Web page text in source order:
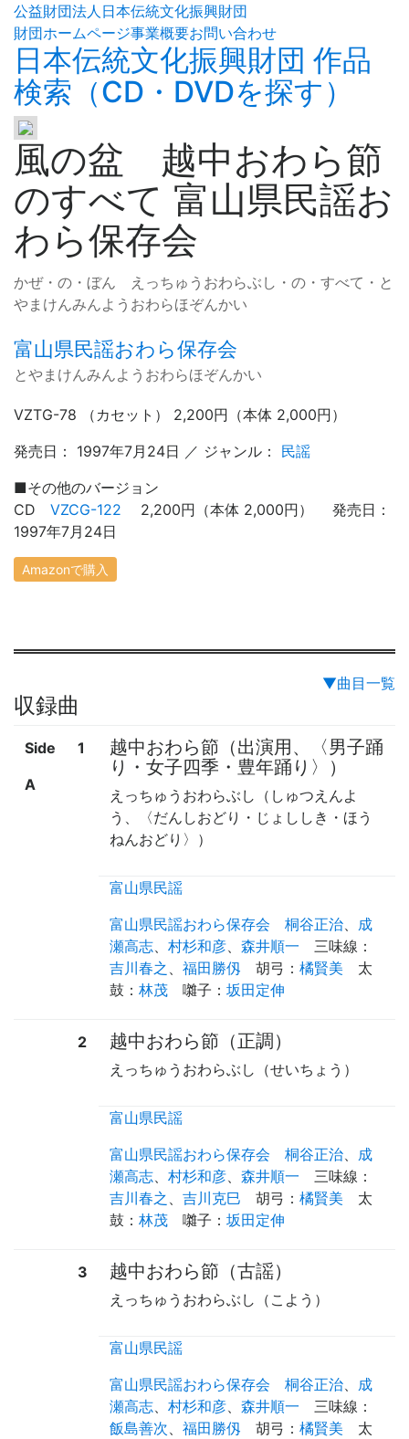
公益財団法人日本伝統文化振興財団
財団ホームページ事業概要お問い合わせ
日本伝統文化振興財団 作品
検索（CD・DVDを探す）
風の盆 越中おわら節
のすべて 富山県民謡お
わら保存会
かぜ・の・ぼん えっちゅうおわらぶし・の・すべて・と
やまけんみんようおわらほぞんかい
富山県民謡おわら保存会
とやまけんみんようおわらほぞんかい
VZTG-78 （カセット） 2,200円（本体 2,000円）
発売日： 1997年7月24日 ／ ジャンル： 民謡
■その他のバージョン
CD VZCG-122 2,200円（本体 2,000円） 発売日：
1997年7月24日
Amazonで購入
▼曲目一覧
収録曲
Side
A
1
越中おわら節（出演用、〈男子踊
り・女子四季・豊年踊り〉）
えっちゅうおわらぶし（しゅつえんよ
う、〈だんしおどり・じょししき・ほう
ねんおどり〉）
富山県民謡
富山県民謡おわら保存会
桐谷正治
成
瀬高志
村杉和彦 森井順一 三味線 ：
吉川春之
福田勝仭 胡弓 ： 橘賢美
太
鼓 ： 林茂 囃子 ： 坂田定伸
2 越中おわら節（正調）
えっちゅうおわらぶし（せいちょう）
富山県民謡
富山県民謡おわら保存会
桐谷正治
成
瀬高志
村杉和彦 森井順一 三味線 ：
吉川春之
吉川克巳 胡弓 ： 橘賢美
太
鼓 ： 林茂 囃子 ： 坂田定伸
3 越中おわら節（古謡）
えっちゅうおわらぶし（こよう）
富山県民謡
富山県民謡おわら保存会
桐谷正治
成
瀬高志
村杉和彦 森井順一 三味線 ：
飯島善次
福田勝仭 胡弓 ： 橘賢美
太